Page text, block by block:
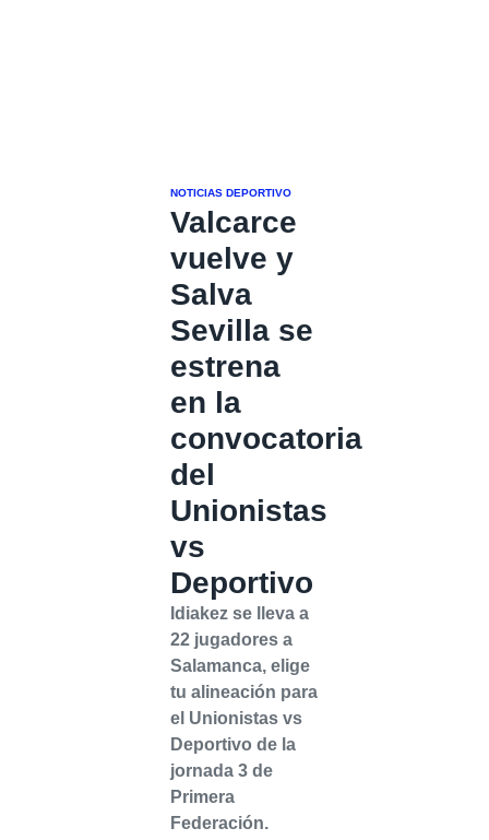
NOTICIAS DEPORTIVO
Valcarce
vuelve y
Salva
Sevilla se
estrena
en la
convocatoria
del
Unionistas
vs
Deportivo
Idiakez se lleva a
22 jugadores a
Salamanca, elige
tu alineación para
el Unionistas vs
Deportivo de la
jornada 3 de
Primera
Federación.